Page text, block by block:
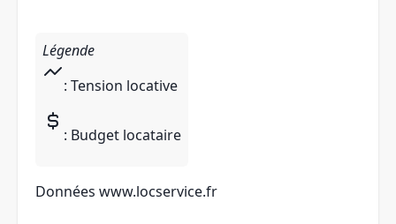
Légende
: Tension locative
: Budget locataire
Données www.locservice.fr